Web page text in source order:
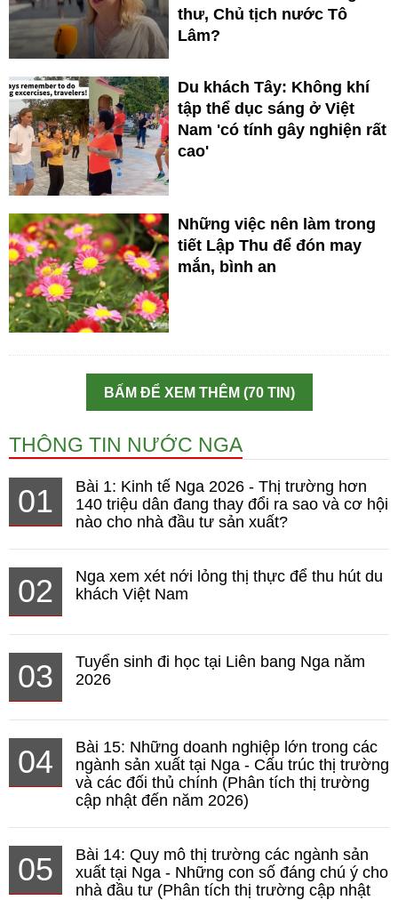
thư, Chủ tịch nước Tô
Lâm?
Du khách Tây: Không khí
tập thể dục sáng ở Việt
Nam 'có tính gây nghiện rất
cao'
Những việc nên làm trong
tiết Lập Thu để đón may
mắn, bình an
BẤM ĐỂ XEM THÊM (70 TIN)
THÔNG TIN NƯỚC NGA
01
Bài 1: Kinh tế Nga 2026 - Thị trường hơn
140 triệu dân đang thay đổi ra sao và cơ hội
nào cho nhà đầu tư sản xuất?
02
Nga xem xét nới lỏng thị thực để thu hút du
khách Việt Nam
03
Tuyển sinh đi học tại Liên bang Nga năm
2026
04
Bài 15: Những doanh nghiệp lớn trong các
ngành sản xuất tại Nga - Cấu trúc thị trường
và các đối thủ chính (Phân tích thị trường
cập nhật đến năm 2026)
05
Bài 14: Quy mô thị trường các ngành sản
xuất tại Nga - Những con số đáng chú ý cho
nhà đầu tư (Phân tích thị trường cập nhật